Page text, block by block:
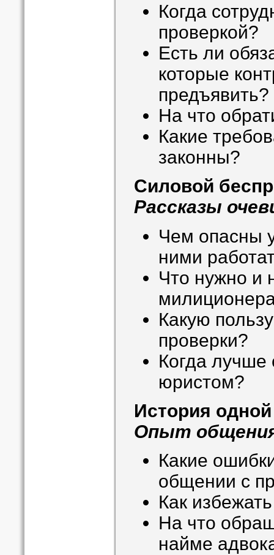
Когда
проверкой?
Есть ли
которые
предъявить?
На что
Какие
законны?
Силовой
Рассказы
Чем опасны
ними
Что нужно и
Какую
проверки?
Когда лучше
юристом?
История
Опыт
Какие
общении с
Как
На что
найме